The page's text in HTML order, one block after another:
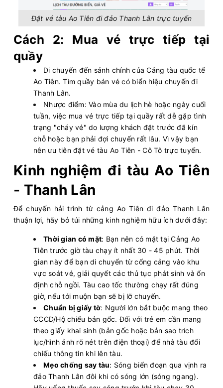
Đặt vé tàu Ao Tiên đi đảo Thanh Lân trực tuyến
Cách 2: Mua vé trực tiếp tại
quầy
Di chuyển đến sảnh chính của Cảng tàu quốc tế
Ao Tiên. Tìm quầy bán vé có biển hiệu chuyến đi
Thanh Lân.
Nhược điểm: Vào mùa du lịch hè hoặc ngày cuối
tuần, việc mua vé trực tiếp tại quầy rất dễ gặp tình
trạng "cháy vé" do lượng khách đặt trước đã kín
chỗ hoặc bạn phải đợi chuyến rất lâu. Vì vậy bạn
nên ưu tiên đặt vé tàu Ao Tiên - Cô Tô trực tuyến.
Kinh nghiệm đi tàu Ao Tiên
- Thanh Lân
Để chuyến hải trình từ cảng Ao Tiên đi đảo Thanh Lân
thuận lợi, hãy bỏ túi những kinh nghiệm hữu ích dưới đây:
Thời gian có mặt: Bạn nên có mặt tại Cảng Ao
Tiên trước giờ tàu chạy ít nhất 30 - 45 phút. Thời
gian này để bạn di chuyển từ cổng cảng vào khu
vực soát vé, giải quyết các thủ tục phát sinh và ổn
định chỗ ngồi. Tàu cao tốc thường chạy rất đúng
giờ, nếu tới muộn bạn sẽ bị lỡ chuyến.
Chuẩn bị giấy tờ: Người lớn bắt buộc mang theo
CCCD/Hộ chiếu bản gốc. Đối với trẻ em cần mang
theo giấy khai sinh (bản gốc hoặc bản sao trích
lục/hình ảnh rõ nét trên điện thoại) để nhà tàu đối
chiếu thông tin khi lên tàu.
Mẹo chống say tàu: Sóng biển đoạn qua vịnh ra
đảo Thanh Lân đôi khi có sóng lớn (sóng ngang).